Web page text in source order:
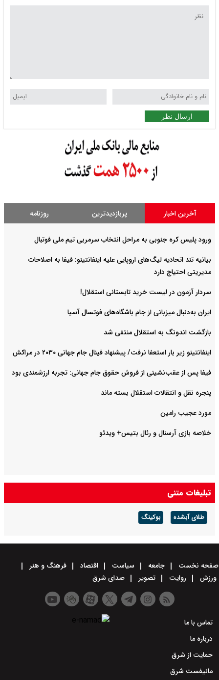
ارسال نظر
آخرین اخبار پربازدیدترین روزنامه
ورود پلیس کره جنوبی به مراحل انتخاب سرمربی تیم ملی فوتبال
بیانیه تند اتحادیه لیگ‌های اروپایی علیه اینفانتینو: فیفا به اصلاحات
مدیریتی احتیاج دارد
سردار آزمون در لیست خرید تابستانی استقلال!
ایران به‌دنبال میزبانی از جام باشگاه‌های فوتسال آسیا
بازگشت اندونگ به استقلال منتفی شد
اینفانتینو زیر بار استعفا نرفت/ پیشنهاد فینال جام جهانی ۲۰۳۰ در مراکش
فیفا پس از عقب‌نشینی از فروش حقوق جام جهانی: تجربه ارزشمندی بود
پنجره نقل و انتقالات استقلال بسته ماند
مورد عجیب رامین
خلاصه بازی آرسنال و رئال بتیس+ ویدئو
تبلیغات متنی
طلای آبشده بوکینگ
صفحه نخست جامعه سیاست اقتصاد
فرهنگ و هنر
ورزش
روایت تصویر صدای شرق
تماس با ما
درباره ما
حمایت از شرق
مانیفست شرق